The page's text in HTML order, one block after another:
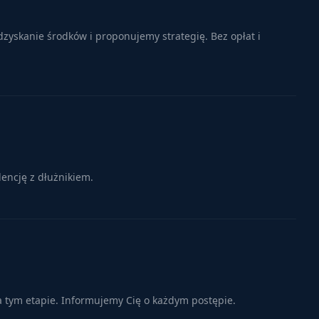
środków i proponujemy strategię. Bez opłat i
z dłużnikiem.
tym etapie. Informujemy Cię o każdym postępie.